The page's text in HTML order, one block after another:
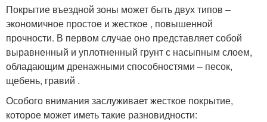
Покрытие въездной зоны может быть двух типов –
экономичное простое и жесткое , повышенной
прочности. В первом случае оно представляет собой
выравненный и уплотненный грунт с насыпным слоем,
обладающим дренажными способностями – песок,
щебень, гравий .
Особого внимания заслуживает жесткое покрытие,
которое может иметь такие разновидности: